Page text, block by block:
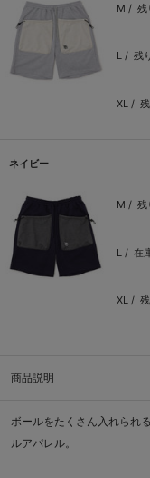
M / 残
L / 残
XL /
ネイビー
M / 残
L / 在
XL /
商品説明
ボールをたくさん入れられ
ルアパレル。